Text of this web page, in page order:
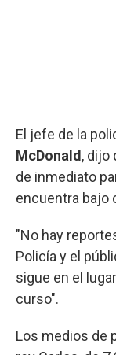
El jefe de la
McDonald , dijo
de inmediato
encuentra bajo
"No hay
Policía y el
sigue en el
curso".
Los medios de